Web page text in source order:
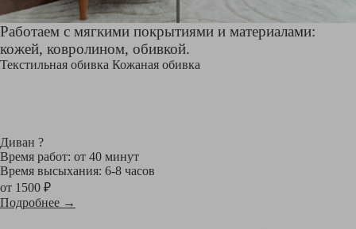
Работаем с мягкими покрытиями и материалами:
кожей, ковролином, обивкой.
Текстильная обивка Кожаная обивка
Диван ?
Время работ: от 40 минут
Время высыхания: 6-8 часов
от 1500 ₽
Подробнее →